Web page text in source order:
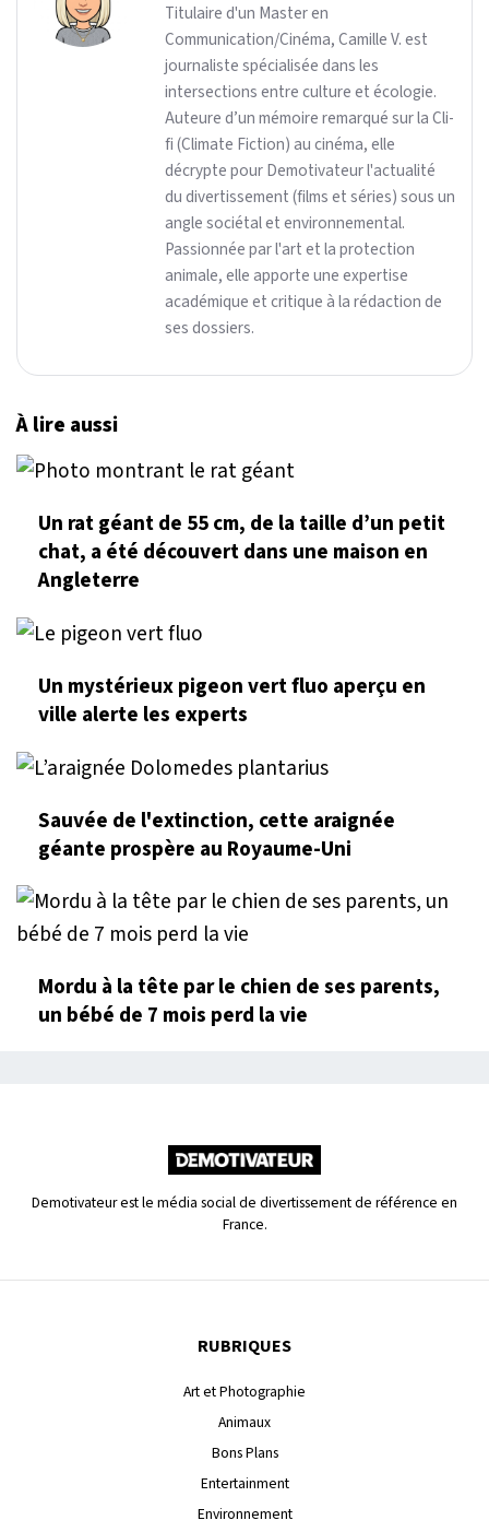
Titulaire d'un Master en
Communication/Cinéma, Camille V. est
journaliste spécialisée dans les
intersections entre culture et écologie.
Auteure d’un mémoire remarqué sur la Cli-
fi (Climate Fiction) au cinéma, elle
décrypte pour Demotivateur l'actualité
du divertissement (films et séries) sous un
angle sociétal et environnemental.
Passionnée par l'art et la protection
animale, elle apporte une expertise
académique et critique à la rédaction de
ses dossiers.
À lire aussi
Un rat géant de 55 cm, de la taille d’un petit
chat, a été découvert dans une maison en
Angleterre
Un mystérieux pigeon vert fluo aperçu en
ville alerte les experts
Sauvée de l'extinction, cette araignée
géante prospère au Royaume-Uni
Mordu à la tête par le chien de ses parents,
un bébé de 7 mois perd la vie
Demotivateur est le média social de divertissement de référence en
France.
RUBRIQUES
Art et Photographie
Animaux
Bons Plans
Entertainment
Environnement